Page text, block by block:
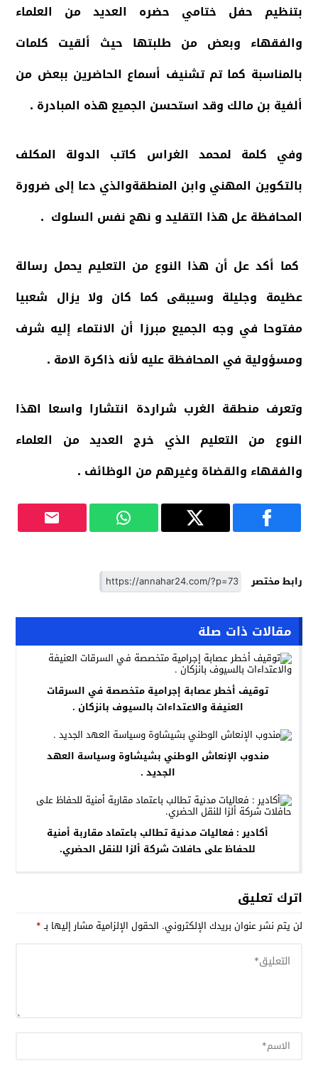
بتنظيم حفل ختامي حضره العديد من العلماء
والفقهاء وبعض من طلبتها حيث ألقيت كلمات
بالمناسبة كما تم تشنيف أسماع الحاضرين ببعض من
ألفية بن مالك وقد استحسن الجميع هذه المبادرة .
وفي كلمة لمحمد الغراس كاتب الدولة المكلف
بالتكوين المهني وابن المنطقةوالذي دعا إلى ضرورة
المحافظة عل هذا التقليد و نهج نفس السلوك .
كما أكد عل أن هذا النوع من التعليم يحمل رسالة
عظيمة وجليلة وسيبقى كما كان ولا يزال شعبيا
مفتوحا في وجه الجميع مبرزا أن الانتماء إليه شرف
ومسؤولية في المحافظة عليه لأنه ذاكرة الامة .
وتعرف منطقة الغرب شراردة انتشارا واسعا اهذا
النوع من التعليم الذي خرج العديد من العلماء
والفقهاء والقضاة وغيرهم من الوظائف .
رابط مختصر
مقالات ذات صلة
توقيف أخطر عصابة إجرامية متخصصة في السرقات
العنيفة والاعتداءات بالسيوف بانزكان .
مندوب الإنعاش الوطني بشيشاوة وسياسة العهد
الجديد .
أكادير : فعاليات مدنية تطالب باعتماد مقاربة أمنية
للحفاظ على حافلات شركة ألزا للنقل الحضري.
اترك تعليق
لن يتم نشر عنوان بريدك الإلكتروني. الحقول الإلزامية مشار إليها بـ*